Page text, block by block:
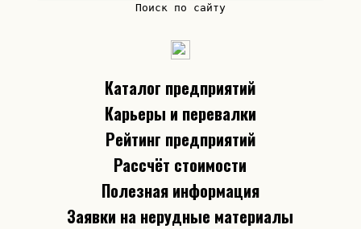
Поиск по сайту
Каталог предприятий
Карьеры и перевалки
Рейтинг предприятий
Рассчёт стоимости
Полезная информация
Заявки на нерудные материалы